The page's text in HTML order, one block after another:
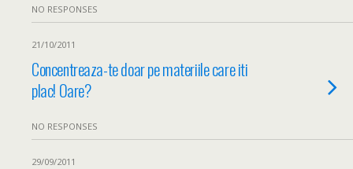
NO RESPONSES
21/10/2011
Concentreaza-te doar pe materiile care iti
plac! Oare?
NO RESPONSES
29/09/2011